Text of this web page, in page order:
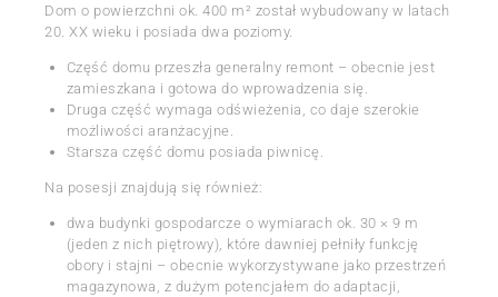
Dom o powierzchni ok. 400 m² został wybudowany w latach
20. XX wieku i posiada dwa poziomy.
Część domu przeszła generalny remont – obecnie jest
zamieszkana i gotowa do wprowadzenia się.
Druga część wymaga odświeżenia, co daje szerokie
możliwości aranżacyjne.
Starsza część domu posiada piwnicę.
Na posesji znajdują się również:
dwa budynki gospodarcze o wymiarach ok. 30 × 9 m
(jeden z nich piętrowy), które dawniej pełniły funkcję
obory i stajni – obecnie wykorzystywane jako przestrzeń
magazynowa, z dużym potencjałem do adaptacji,